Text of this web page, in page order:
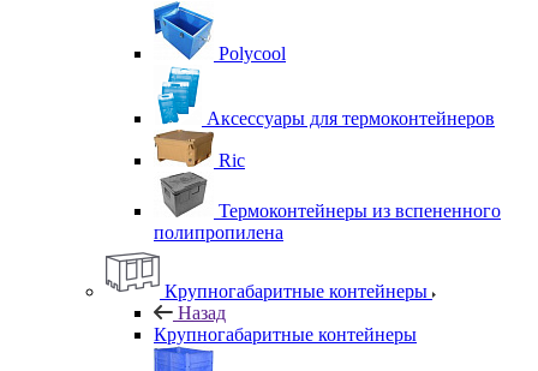
Polycool
Аксессуары для термоконтейнеров
Ric
Термоконтейнеры из вспененного
полипропилена
Крупногабаритные контейнеры
Назад
Крупногабаритные контейнеры